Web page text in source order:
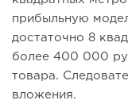
прибыльную
достаточно 8
более 400 000
товара.
вложения.